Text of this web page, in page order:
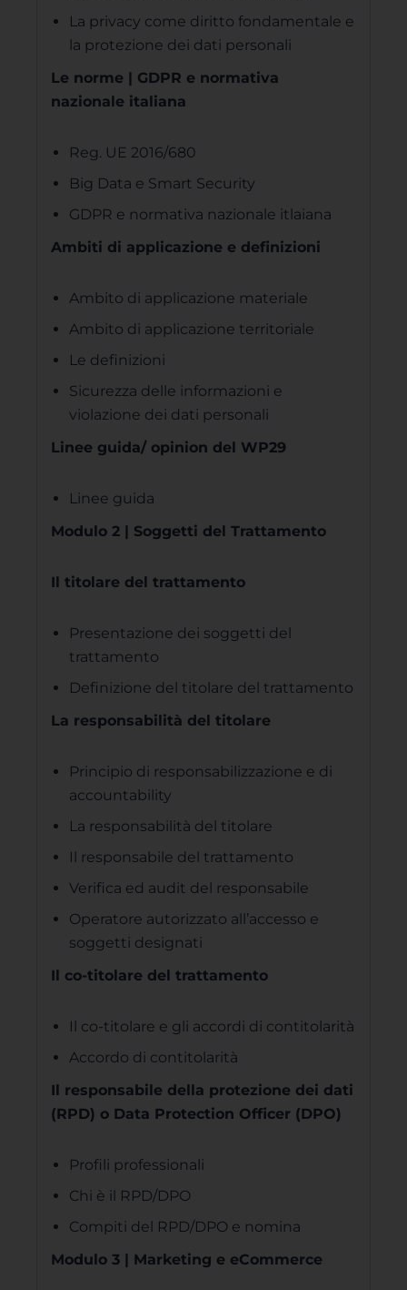
La privacy come diritto fondamentale e
la protezione dei dati personali
Le norme | GDPR e normativa
nazionale italiana
Reg. UE 2016/680
Big Data e Smart Security
GDPR e normativa nazionale itlaiana
Ambiti di applicazione e definizioni
Ambito di applicazione materiale
Ambito di applicazione territoriale
Le definizioni
Sicurezza delle informazioni e
violazione dei dati personali
Linee guida/ opinion del WP29
Linee guida
Modulo 2 | Soggetti del Trattamento
Il titolare del trattamento
Presentazione dei soggetti del
trattamento
Definizione del titolare del trattamento
La responsabilità del titolare
Principio di responsabilizzazione e di
accountability
La responsabilità del titolare
Il responsabile del trattamento
Verifica ed audit del responsabile
Operatore autorizzato all’accesso e
soggetti designati
Il co-titolare del trattamento
Il co-titolare e gli accordi di contitolarità
Accordo di contitolarità
Il responsabile della protezione dei dati
(RPD) o Data Protection Officer (DPO)
Profili professionali
Chi è il RPD/DPO
Compiti del RPD/DPO e nomina
Modulo 3 | Marketing e eCommerce